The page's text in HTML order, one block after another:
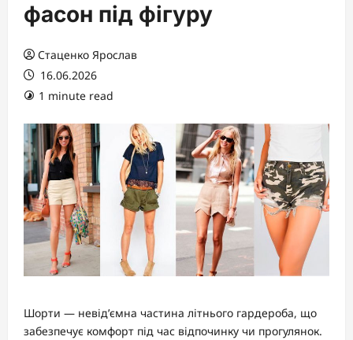
фасон під фігуру
Стаценко Ярослав
16.06.2026
1 minute read
Шорти — невід’ємна частина літнього гардероба, що
забезпечує комфорт під час відпочинку чи прогулянок.